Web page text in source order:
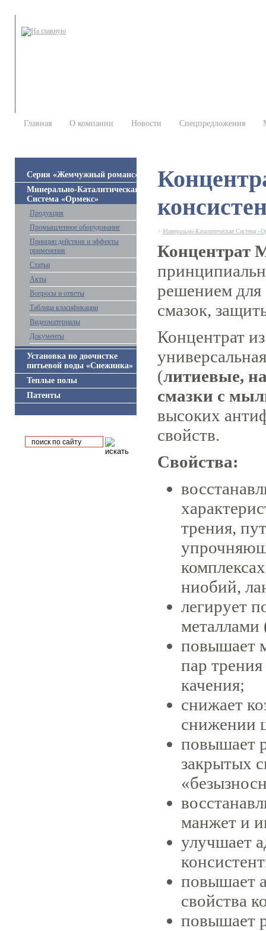
Главная О компании Новости Спецпредложения
Серия «Жемчужный романс»
Минерально-Каталитическая
Система «Ормекс»
Продукция
Промышленное оборудование
Принцип действия и эффекты
применения
Статьи
Акты
Вопросы и ответы
Таблица класификации
Видеоматериалы
Документы
Установка по доочистке
питьевой воды «Снежинка»
Теплые полы
Патенты
> Минерально-Каталитическая Система
Концентрат
решением для
смазок,
Концентрат
(литиевые,
смазки с
высоких
свойств.
Свойства:
трения,
ниобий,
легирует
металлами
повышает
пар
качения;
снижает
снижении
повышает
закрытых
манжет и
улучшает
повышает
свойства
повышает